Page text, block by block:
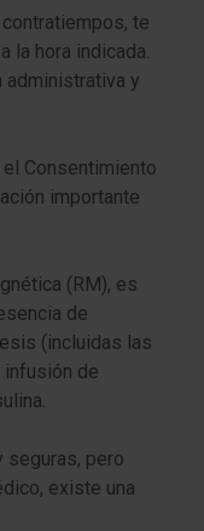
te
la hora indicada.
administrativa y
Consentimiento
importante
(RM), es
de
(incluidas las
de
seguras, pero
existe una